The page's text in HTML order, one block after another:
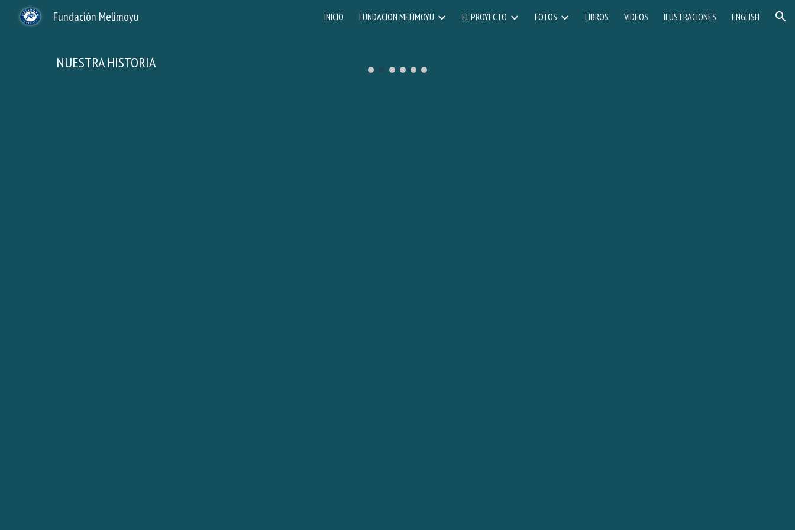
Skip to main content Skip to navigation
Fundación Melimoyu INICIO FUNDACION MELIMOYU EL PROYECTO FOTOS LIBROS VIDEOS ILUSTRACIONES ENGLISH
NUESTRA HISTORIA